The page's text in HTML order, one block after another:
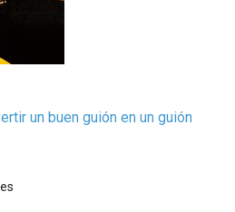
un buen guión en un guión